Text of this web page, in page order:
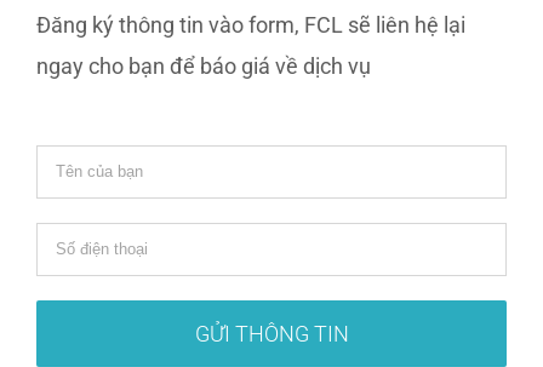
Đăng ký thông tin vào form, FCL sẽ liên hệ lại
ngay cho bạn để báo giá về dịch vụ